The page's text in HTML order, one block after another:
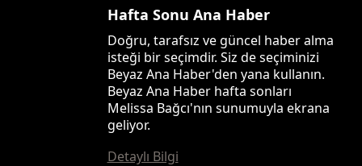
Hafta Sonu Ana Haber
Doğru, tarafsız ve güncel haber alma
isteği bir seçimdir. Siz de seçiminizi
Beyaz Ana Haber'den yana kullanın.
Beyaz Ana Haber hafta sonları
Melissa Bağcı'nın sunumuyla ekrana
geliyor.
Detaylı Bilgi